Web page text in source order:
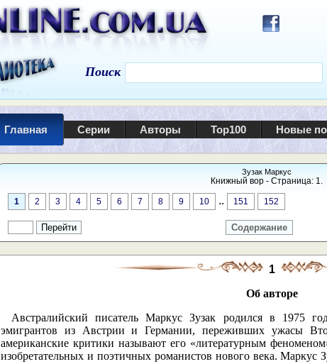
Поиск
Главная Серии Авторы Top100 Новые
Зузак Маркус
Книжный вор - Страница: 1.
1 2 3 4 5 6 7 8 9 10 .. 151 152
Содержание
1
Об авторе
Австралийский писатель Маркус Зузак родился в 1975
эмигрантов из Австрии и Германии, переживших ужасы
американские критики называют его «литературным
изобретательных и поэтичных романистов нового века. Маркус